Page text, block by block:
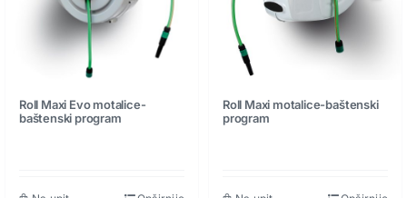
Rezerni delovi
Roll Maxi Evo motalice-
baštenski program
Roll Maxi motalice-baštenski
program